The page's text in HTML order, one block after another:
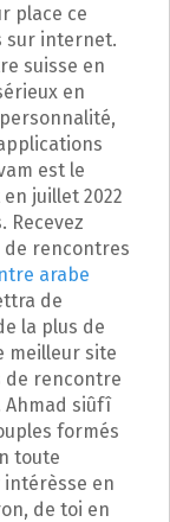
place ce
sur internet.
suisse en
en
est le
juillet 2022
Recevez
de rencontres
arabe
de
la plus de
meilleur site
de rencontre
Ahmad siûfî
formés
toute
intérèsse en
de toi en